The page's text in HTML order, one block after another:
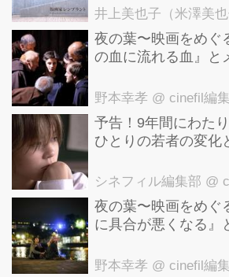
洋美術館にて9月23
井上美也子（米澤美也
夜の葉〜映画をめぐ
の血に流れる血』と
野本幸孝 @ cinefil編
予告！9年間にわた
ひとりの若者の変化
実の9年間』
シネフィル編集部 @
夜の葉〜映画をめぐ
に具合が悪くなる』
野本幸孝 @ cinefil編